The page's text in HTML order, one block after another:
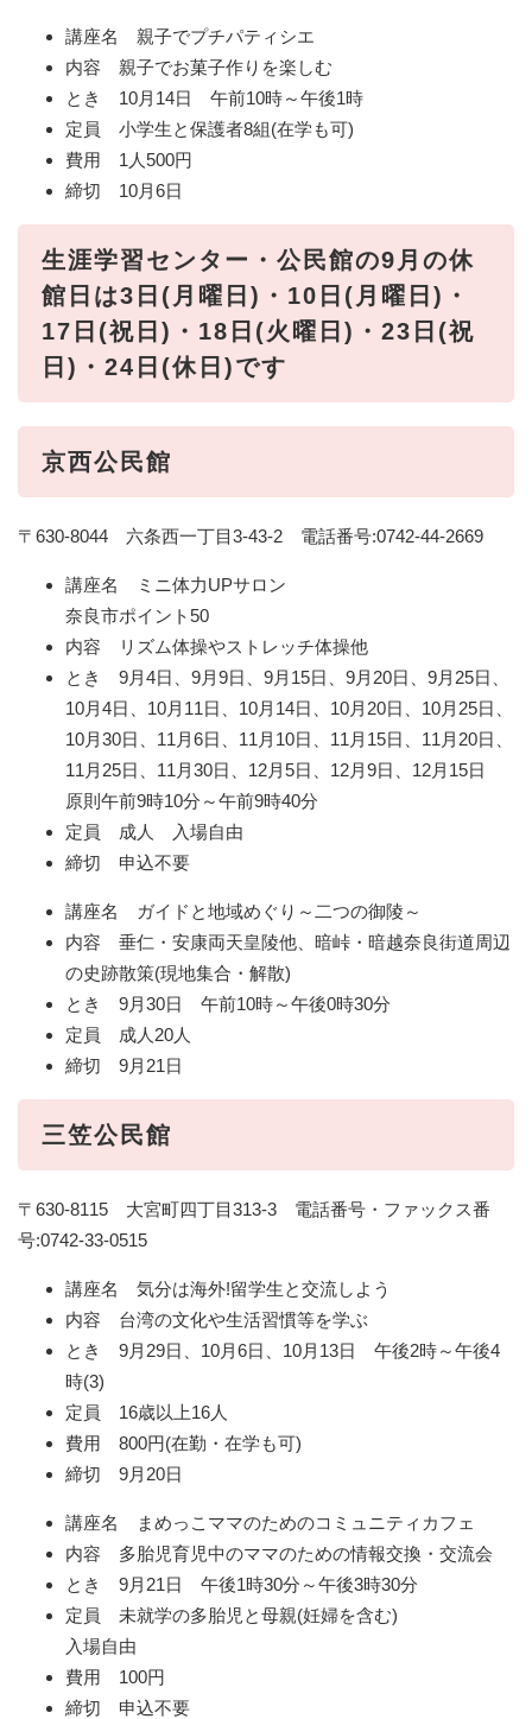
講座名 親子でプチパティシエ
内容 親子でお菓子作りを楽しむ
とき 10月14日 午前10時～午後1時
定員 小学生と保護者8組(在学も可)
費用 1人500円
締切 10月6日
生涯学習センター・公民館の9月の休
館日は3日(月曜日)・10日(月曜日)・
17日(祝日)・18日(火曜日)・23日(祝
日)・24日(休日)です
京西公民館
〒630-8044 六条西一丁目3-43-2 電話番号:0742-44-2669
講座名 ミニ体力UPサロン
奈良市ポイント50
内容 リズム体操やストレッチ体操他
とき 9月4日、9月9日、9月15日、9月20日、9月25日、
10月4日、10月11日、10月14日、10月20日、10月25日、
10月30日、11月6日、11月10日、11月15日、11月20日、
11月25日、11月30日、12月5日、12月9日、12月15日
原則午前9時10分～午前9時40分
定員 成人 入場自由
締切 申込不要
講座名 ガイドと地域めぐり～二つの御陵～
内容 垂仁・安康両天皇陵他、暗峠・暗越奈良街道周辺
の史跡散策(現地集合・解散)
とき 9月30日 午前10時～午後0時30分
定員 成人20人
締切 9月21日
三笠公民館
〒630-8115 大宮町四丁目313-3 電話番号・ファックス番
号:0742-33-0515
講座名 気分は海外!留学生と交流しよう
内容 台湾の文化や生活習慣等を学ぶ
とき 9月29日、10月6日、10月13日 午後2時～午後4
時(3)
定員 16歳以上16人
費用 800円(在勤・在学も可)
締切 9月20日
講座名 まめっこママのためのコミュニティカフェ
内容 多胎児育児中のママのための情報交換・交流会
とき 9月21日 午後1時30分～午後3時30分
定員 未就学の多胎児と母親(妊婦を含む)
入場自由
費用 100円
締切 申込不要